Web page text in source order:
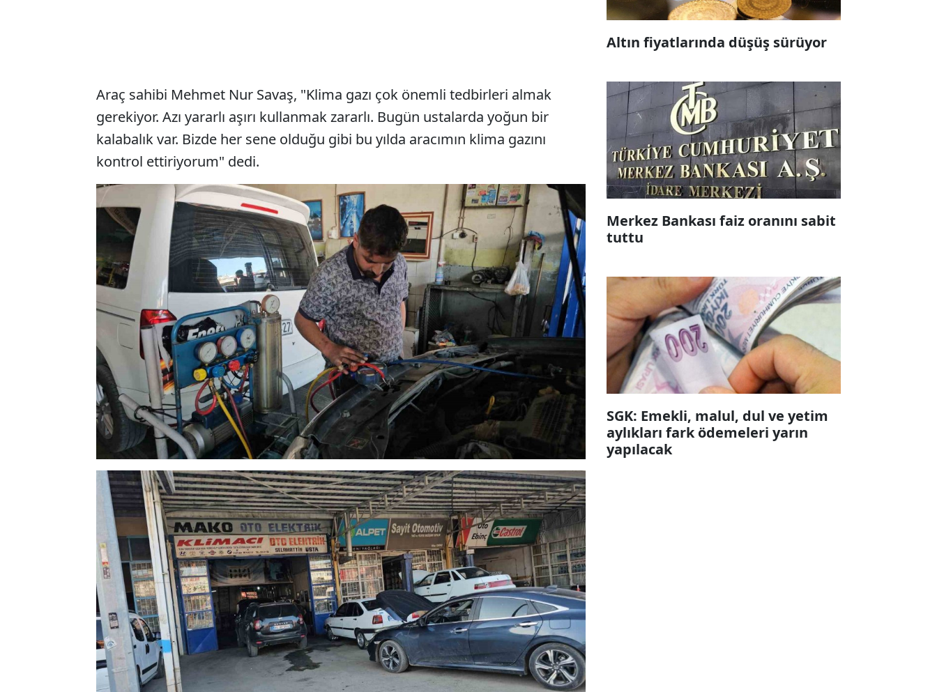
Araç sahibi Mehmet Nur Savaş, "Klima gazı çok önemli tedbirleri almak
gerekiyor. Azı yararlı aşırı kullanmak zararlı. Bugün ustalarda yoğun bir
kalabalık var. Bizde her sene olduğu gibi bu yılda aracımın klima gazını
kontrol ettiriyorum" dedi.
Altın fiyatlarında düşüş sürüyor
Merkez Bankası faiz oranını sabit
tuttu
SGK: Emekli, malul, dul ve yetim
aylıkları fark ödemeleri yarın
yapılacak